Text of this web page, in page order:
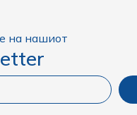
на нашиот